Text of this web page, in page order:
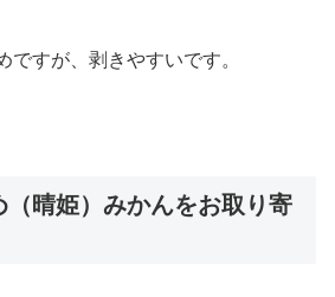
ですが、剥きやすいです。
（晴姫）みかんをお取り寄